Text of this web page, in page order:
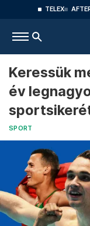
TELEX
Keressük
év
SPORT